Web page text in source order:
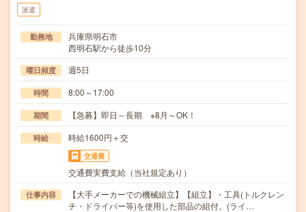
派遣
勤務地
兵庫県明石市
西明石駅から徒歩10分
曜日頻度 週5日
時間 8:00～17:00
期間 【急募】即日～長期 ※8月～OK！
時給 時給1600円＋交
交通費
交通費実費支給（当社規定あり）
仕事内容
【大手メーカーでの機械組立】【組立】・工具(トルクレン
チ・ドライバー等)を使用した部品の組付。(ライ…